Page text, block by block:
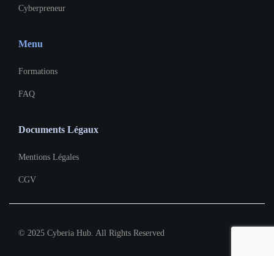
Cyberpreneur
Menu
Formations
FAQ
Documents Légaux
Mentions Légales
CGV
© 2025 Cyberia Hub. All Rights Reserved